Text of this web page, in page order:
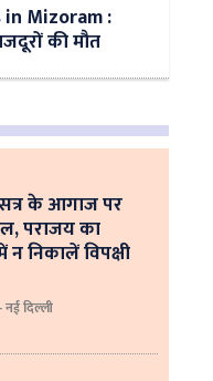
Mizoram :
की मौत
के आगाज पर
पराजय का
निकालें विपक्षी
दिल्ली